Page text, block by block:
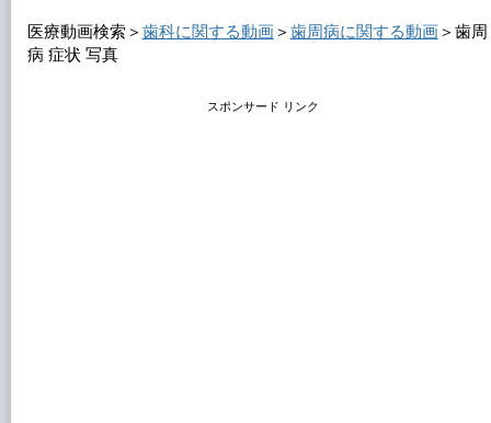
医療動画検索＞ 歯科に関する動画＞ 歯周病に関する動画＞ 歯周
病 症状 写真
スポンサード リンク